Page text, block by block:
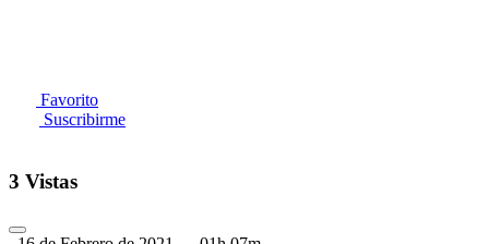
Favorito
Suscribirme
3 Vistas